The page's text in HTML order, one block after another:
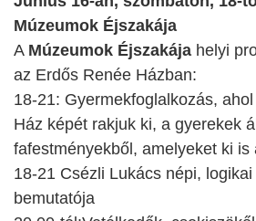
Múzeumok Éjszakája
A Múzeumok Éjszakája helyi
az Erdős Renée Házban:
18-21: Gyermekfoglalkozás,
Ház képét rakjuk ki, a gyerekek
fafestményekből, amelyeket ki is
18-21 Csézli Lukács népi,
bemutatója